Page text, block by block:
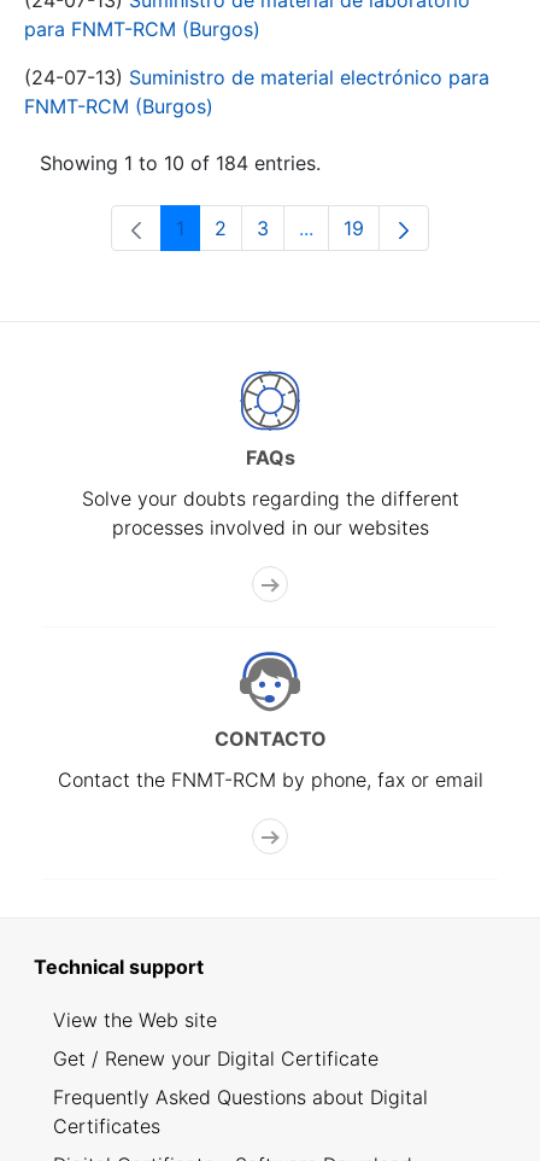
para FNMT-RCM (Burgos)
(24-07-13) Suministro de material electrónico para
FNMT-RCM (Burgos)
Showing 1 to 10 of 184 entries.
Page
1 Page
2 Page
3 ...Intermediate Pages Use
Page
19
FAQs
Solve your doubts regarding the different
processes involved in our websites
CONTACTO
Contact the FNMT-RCM by phone, fax or email
Technical support
View the Web site
Get / Renew your Digital Certificate
Frequently Asked Questions about Digital
Certificates